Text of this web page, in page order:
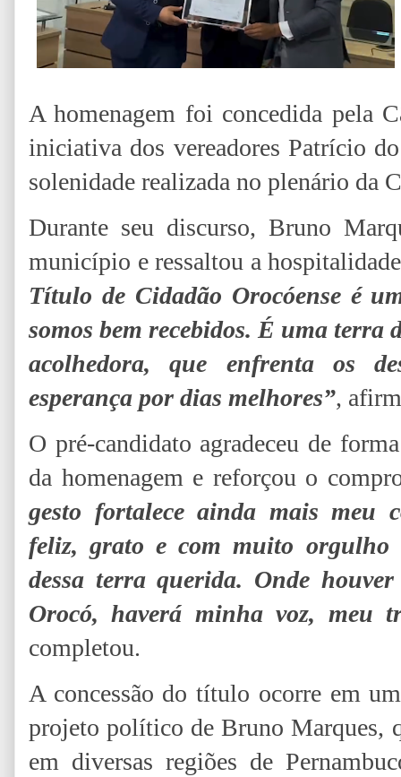
A homenagem foi concedida pela
iniciativa dos vereadores Patrício
solenidade realizada no plenário da
Durante seu discurso, Bruno
município e ressaltou a
Título de Cidadão Orocóense é
somos bem recebidos. É uma terra
acolhedora, que enfrenta os
esperança por dias melhores”,
O pré-candidato agradeceu de
da homenagem e reforçou o
gesto fortalece ainda mais meu
feliz, grato e com muito orgulho
dessa terra querida. Onde
Orocó, haverá minha voz, meu
completou.
A concessão do título ocorre em
projeto político de Bruno Marques,
em diversas regiões de